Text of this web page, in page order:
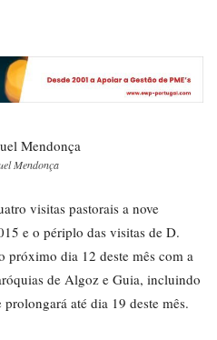
Mendonça
visitas pastorais a nove
e o périplo das visitas de D.
dia 12 deste mês com a
de Algoz e Guia, incluindo
até dia 19 deste mês.